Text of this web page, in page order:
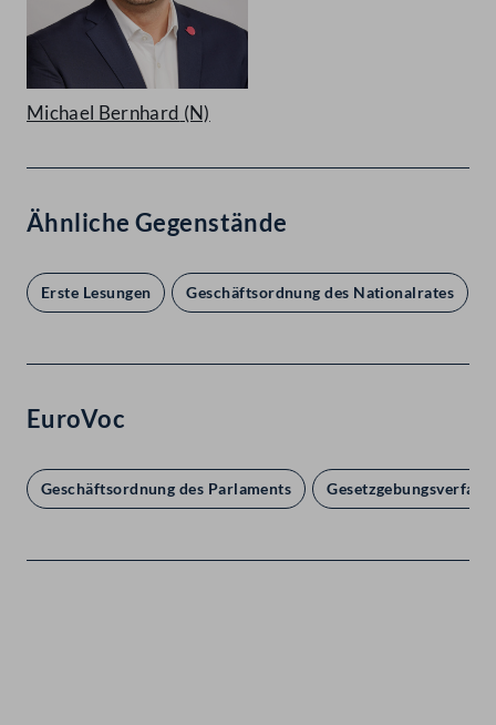
Michael Bernhard (N)
Ähnliche Gegenstände
Erste Lesungen Geschäftsordnung des Nationalrates
EuroVoc
Geschäftsordnung des Parlaments